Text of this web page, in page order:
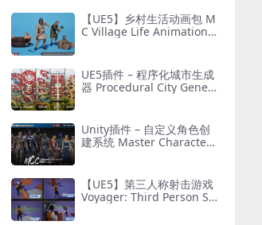
【UE5】乡村生活动画包 M
C Village Life Animation P
UE5插件 – 程序化城市生成
器 Procedural City Genera
Unity插件 – 自定义角色创
建系统 Master Character
【UE5】第三人称射击游戏
Voyager: Third Person Sh